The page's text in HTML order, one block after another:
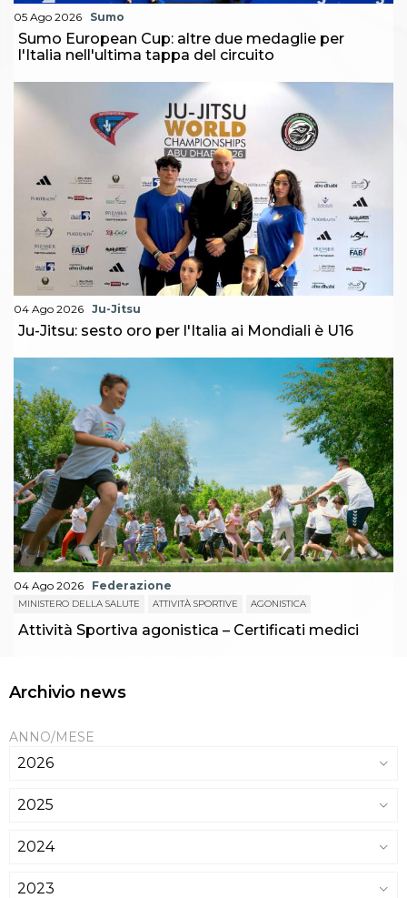
05 Ago 2026 Sumo
Sumo European Cup: altre due medaglie per
l'Italia nell'ultima tappa del circuito
04 Ago 2026 Ju-Jitsu
Ju-Jitsu: sesto oro per l'Italia ai Mondiali è U16
04 Ago 2026 Federazione
MINISTERO DELLA SALUTE ATTIVITÀ SPORTIVE AGONISTICA
Attività Sportiva agonistica – Certificati medici
Archivio news
ANNO/MESE
2026
2025
2024
2023